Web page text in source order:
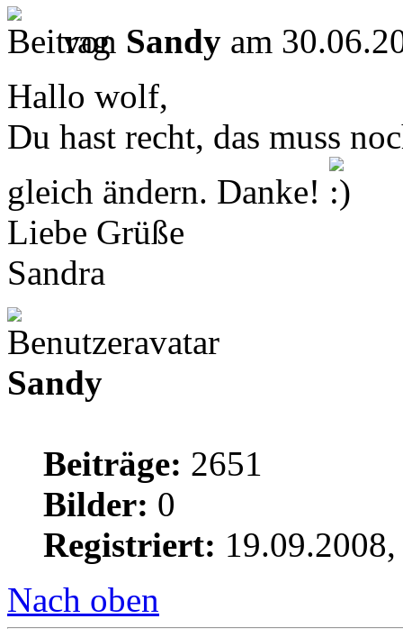
von Sandy am
Hallo wolf,
Du hast recht, das muss
gleich ändern. Danke!
Liebe Grüße
Sandra
Sandy
Beiträge: 2651
Bilder: 0
Registriert:
Nach oben